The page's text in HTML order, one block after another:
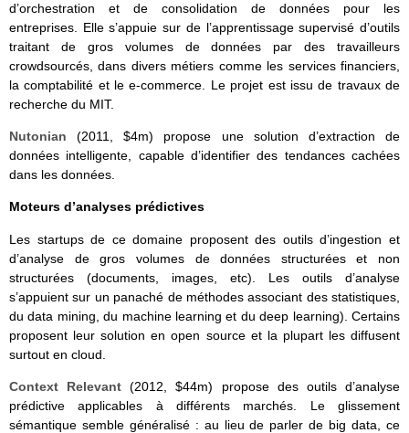
d’orchestration et de consolidation de données pour les
entreprises. Elle s’appuie sur de l’apprentissage supervisé d’outils
traitant de gros volumes de données par des travailleurs
crowdsourcés, dans divers métiers comme les services financiers,
la comptabilité et le e-commerce. Le projet est issu de travaux de
recherche du MIT.
Nutonian (2011, $4m) propose une solution d’extraction de
données intelligente, capable d’identifier des tendances cachées
dans les données.
Moteurs d’analyses prédictives
Les startups de ce domaine proposent des outils d’ingestion et
d’analyse de gros volumes de données structurées et non
structurées (documents, images, etc). Les outils d’analyse
s’appuient sur un panaché de méthodes associant des statistiques,
du data mining, du machine learning et du deep learning). Certains
proposent leur solution en open source et la plupart les diffusent
surtout en cloud.
Context Relevant (2012, $44m) propose des outils d’analyse
prédictive applicables à différents marchés. Le glissement
sémantique semble généralisé : au lieu de parler de big data, ce